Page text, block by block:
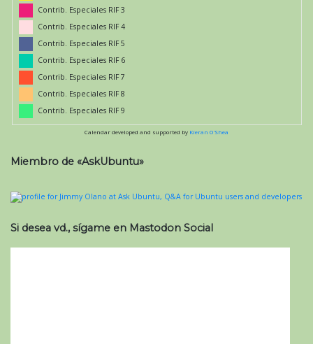
Contrib. Especiales RIF 3
Contrib. Especiales RIF 4
Contrib. Especiales RIF 5
Contrib. Especiales RIF 6
Contrib. Especiales RIF 7
Contrib. Especiales RIF 8
Contrib. Especiales RIF 9
Calendar developed and supported by Kieran O'Shea
Miembro de «AskUbuntu»
Si desea vd., sígame en Mastodon Social